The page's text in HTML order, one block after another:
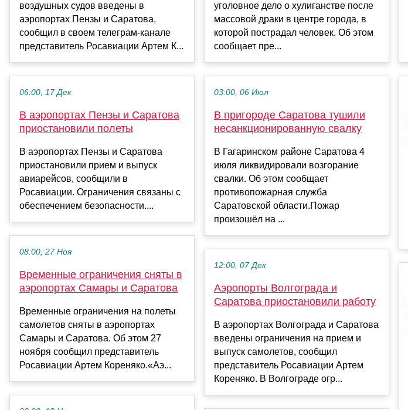
воздушных судов введены в
аэропортах Пензы и Саратова,
сообщил в своем телеграм-канале
представитель Росавиации Артем К...
06:00, 17 Дек
В аэропортах Пензы и Саратова
приостановили полеты
В аэропортах Пензы и Саратова
приостановили прием и выпуск
авиарейсов, сообщили в
Росавиации. Ограничения связаны с
обеспечением безопасности....
08:00, 27 Ноя
Временные ограничения сняты в
аэропортах Самары и Саратова
Временные ограничения на полеты
самолетов сняты в аэропортах
Самары и Саратова. Об этом 27
ноября сообщил представитель
Росавиации Артем Кореняко.«Аэ...
уголовное дело о хулиганстве после
массовой драки в центре города, в
которой пострадал человек. Об этом
сообщает пре...
03:00, 06 Июл
В пригороде Саратова тушили
несанкционированную свалку
В Гагаринском районе Саратова 4
июля ликвидировали возгорание
свалки. Об этом сообщает
противопожарная служба
Саратовской области.Пожар
произошёл на ...
12:00, 07 Дек
Аэропорты Волгограда и
Саратова приостановили работу
В аэропортах Волгограда и Саратова
введены ограничения на прием и
выпуск самолетов, сообщил
представитель Росавиации Артем
Кореняко. В Волгограде огр...